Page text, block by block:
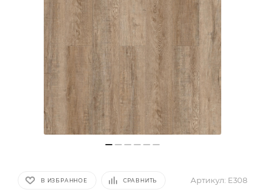
В ИЗБРАННОЕ СРАВНИТЬ Артикул: Е308